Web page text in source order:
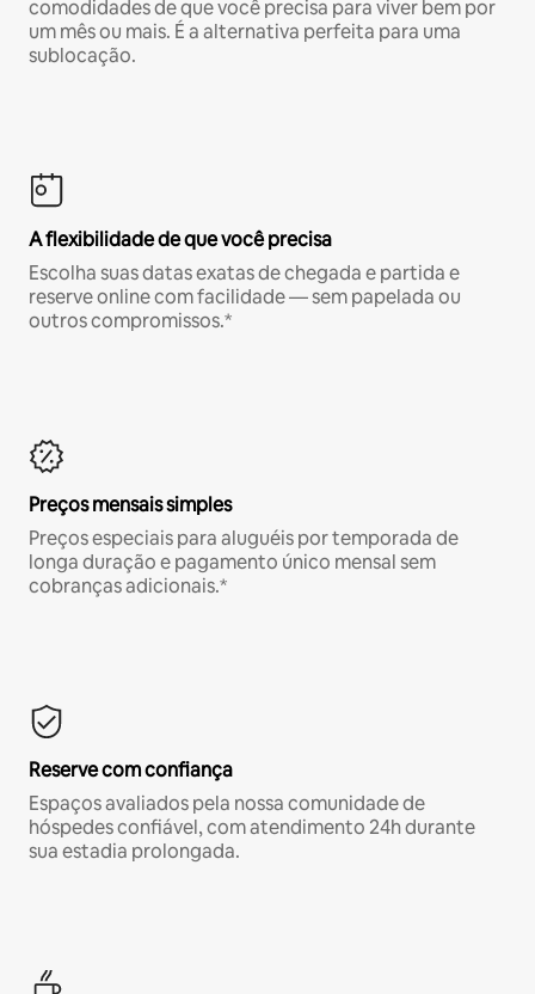
comodidades de que você precisa para viver bem por
um mês ou mais. É a alternativa perfeita para uma
sublocação.
A flexibilidade de que você precisa
Escolha suas datas exatas de chegada e partida e
reserve online com facilidade — sem papelada ou
outros compromissos.*
Preços mensais simples
Preços especiais para aluguéis por temporada de
longa duração e pagamento único mensal sem
cobranças adicionais.*
Reserve com confiança
Espaços avaliados pela nossa comunidade de
hóspedes confiável, com atendimento 24h durante
sua estadia prolongada.